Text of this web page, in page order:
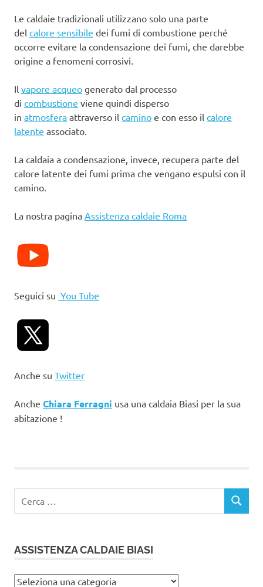
Le caldaie tradizionali utilizzano solo una parte
del calore sensibile dei fumi di combustione perché
occorre evitare la condensazione dei fumi, che darebbe
origine a fenomeni corrosivi.
Il vapore acqueo generato dal processo
di combustione viene quindi disperso
in atmosfera attraverso il camino e con esso il calore
latente associato.
La caldaia a condensazione, invece, recupera parte del
calore latente dei fumi prima che vengano espulsi con il
camino.
La nostra pagina Assistenza caldaie Roma
Seguici su You Tube
Anche su Twitter
Anche Chiara Ferragni usa una caldaia Biasi per la sua
abitazione !
CERCA
ASSISTENZA CALDAIE BIASI
Assistenza